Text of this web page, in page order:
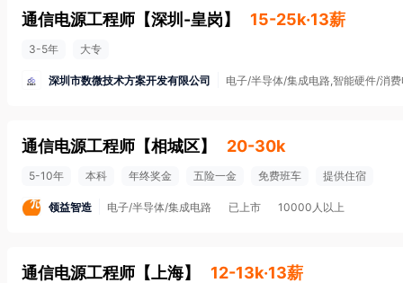
通信电源工程师 【深圳-皇岗】 15-25k·13薪
3-5年 大专
深圳市数微技术方案开发有限公司 电子/半导体/集成电路,智能硬件/消
通信电源工程师 【相城区】 20-30k
5-10年 本科 年终奖金 五险一金 免费班车 提供住宿
领益智造 电子/半导体/集成电路 已上市 10000人以上
通信电源工程师 【 上海】 12-13k·13薪